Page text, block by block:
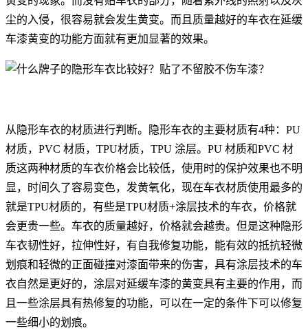
尘的入侵，很容易就会发生黄变。而且质量越好的车衣在延缓
车漆黄变的功能方面就有更加显著的效果。
从隐形车衣的材质进行判断。隐形车衣的主要材质有4种：PU
材质，PVC 材质，TPU材质，TPU 涂层。PU 材质和PVC 材
质这两种材质的车衣价格会比较低，使用时的保护效果也不明
显，时间久了容易变色，发黄氧化，现在车衣材质使用最多的
就是TPU材质的，有些是TPU材质+涂层技术的车衣，价格就
会更贵一些。车衣的质量越好，价格就会越贵。但是这种隐形
车衣韧性好，拉伸性好，有自我修复功能，能有效的抵抗轻微
划痕和轻微的正面碰撞对漆面带来的伤害，具有涂层技术的车
衣自然是更好的，涂层对延缓车漆的黄变具有主要的作用，而
且一些涂层具有热修复的功能，可以在一定的条件下可以修复
一些细小的划痕。